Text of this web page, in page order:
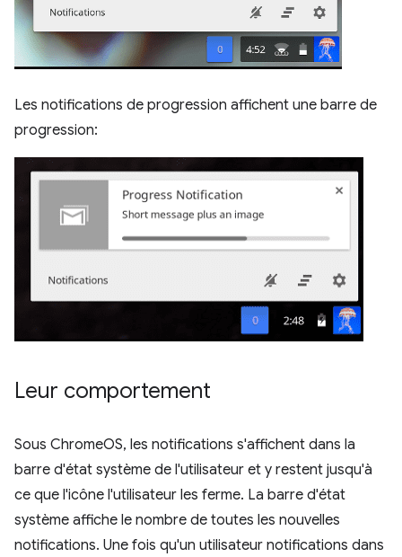
Les notifications de progression affichent une barre de
progression:
Leur comportement
Sous ChromeOS, les notifications s'affichent dans la
barre d'état système de l'utilisateur et y restent jusqu'à
ce que l'icône l'utilisateur les ferme. La barre d'état
système affiche le nombre de toutes les nouvelles
notifications. Une fois qu'un utilisateur notifications dans